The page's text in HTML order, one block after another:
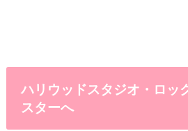
ハリウッドスタジオ・ロッ
スターへ